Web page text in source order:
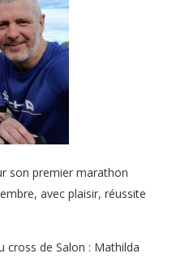
son premier marathon
avec plaisir, réussite
cross de Salon : Mathilda